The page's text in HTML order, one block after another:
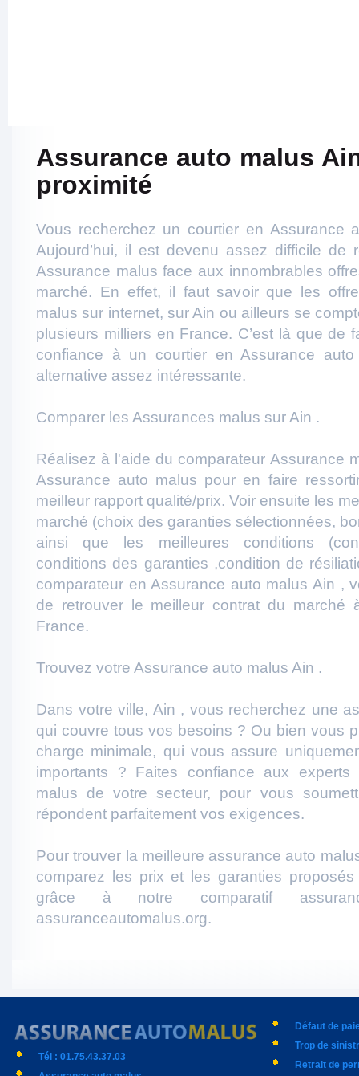
Assurance auto malus
proximité
Vous recherchez un courtier en Assurance
Aujourd’hui, il est devenu assez difficile de
Assurance malus face aux innombrables
marché. En effet, il faut savoir que les
malus sur internet, sur Ain ou ailleurs se
plusieurs milliers en France. C’est là que de
confiance à un courtier en Assurance
alternative assez intéressante.
Comparer les Assurances malus sur Ain .
Réalisez à l'aide du comparateur Assurance
Assurance auto malus pour en faire
meilleur rapport qualité/prix. Voir ensuite les
marché (choix des garanties sélectionnées,
ainsi que les meilleures conditions
conditions des garanties ,condition de
comparateur en Assurance auto malus Ain ,
de retrouver le meilleur contrat du marché
France.
Trouvez votre Assurance auto malus Ain .
Dans votre ville, Ain , vous recherchez une
qui couvre tous vos besoins ? Ou bien vous
charge minimale, qui vous assure
importants ? Faites confiance aux
malus de votre secteur, pour vous
répondent parfaitement vos exigences.
Pour trouver la meilleure assurance auto
comparez les prix et les garanties
grâce à notre comparatif
assuranceautomalus.org.
Tél : 01.75.43.37.03
Défaut de
Trop de
Retrait de